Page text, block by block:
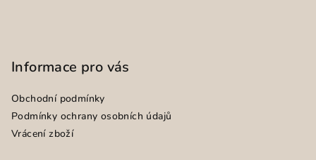
Informace pro vás
Obchodní podmínky
Podmínky ochrany osobních údajů
Vrácení zboží